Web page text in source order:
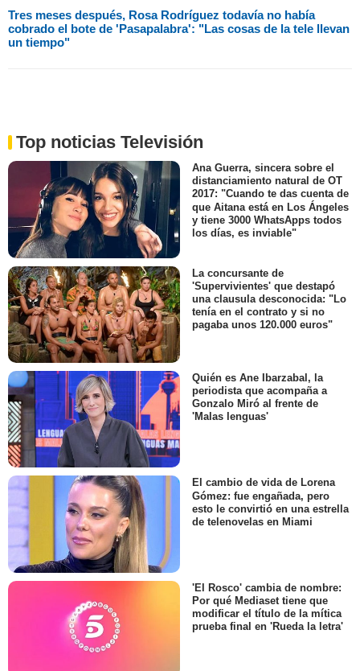
Tres meses después, Rosa Rodríguez todavía no había
cobrado el bote de 'Pasapalabra': "Las cosas de la tele llevan
un tiempo"
Top noticias Televisión
Ana Guerra, sincera sobre el
distanciamiento natural de OT
2017: "Cuando te das cuenta de
que Aitana está en Los Ángeles
y tiene 3000 WhatsApps todos
los días, es inviable"
La concursante de
'Supervivientes' que destapó
una clausula desconocida: "Lo
tenía en el contrato y si no
pagaba unos 120.000 euros"
Quién es Ane Ibarzabal, la
periodista que acompaña a
Gonzalo Miró al frente de
'Malas lenguas'
El cambio de vida de Lorena
Gómez: fue engañada, pero
esto le convirtió en una estrella
de telenovelas en Miami
'El Rosco' cambia de nombre:
Por qué Mediaset tiene que
modificar el título de la mítica
prueba final en 'Rueda la letra'